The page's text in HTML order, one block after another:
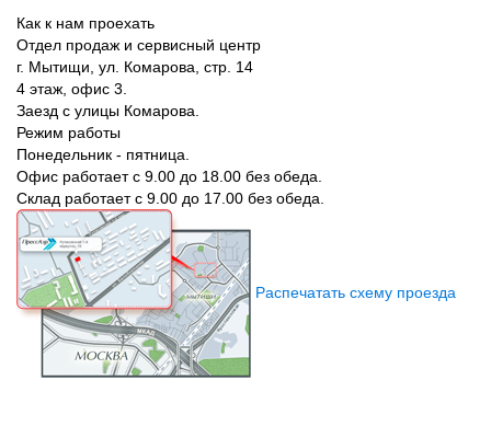
Как к нам проехать
Отдел продаж и сервисный центр
г. Мытищи, ул. Комарова, стр. 14
4 этаж, офис 3.
Заезд с улицы Комарова.
Режим работы
Понедельник - пятница.
Офис работает с 9.00 до 18.00 без обеда.
Склад работает с 9.00 до 17.00 без обеда.
Распечатать схему проезда